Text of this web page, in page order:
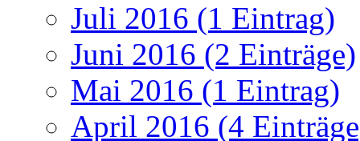
Juli 2016 (1 Eintrag)
Juni 2016 (2 Einträge)
Mai 2016 (1 Eintrag)
April 2016 (4